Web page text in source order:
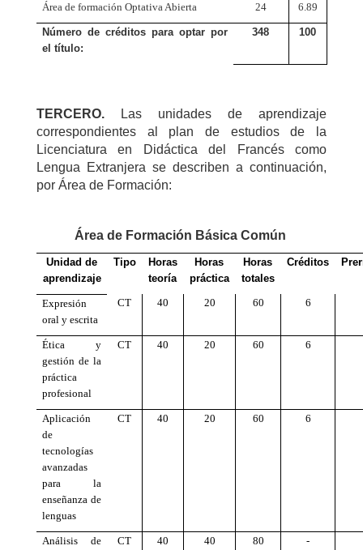
Área de formación Optativa Abierta 24 6.89
Número de créditos para optar por
el título:
348 100
TERCERO.
Las unidades de aprendizaje
correspondientes al plan de estudios de la
Licenciatura en Didáctica del Francés como
Lengua Extranjera se describen a continuación,
por Área de Formación:
Área de Formación Básica Común
Unidad de
aprendizaje
Tipo
Horas
teoría
Horas
práctica
Horas
totales
Créditos
Expresión
oral y escrita
CT 40 20 60 6
Ética y
gestión de la
práctica
profesional
CT 40 20 60 6
Aplicación
de
tecnologías
avanzadas
para la
enseñanza de
lenguas
CT 40 20 60 6
Análisis de
CT 40 40 80 -